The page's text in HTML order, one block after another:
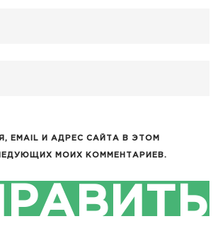
EMAIL И АДРЕС САЙТА В ЭТОМ
МОИХ КОММЕНТАРИЕВ.